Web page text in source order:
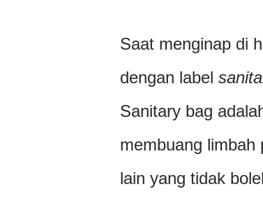
Saat menginap di
dengan label
Sanitary bag
membuang
lain yang tidak